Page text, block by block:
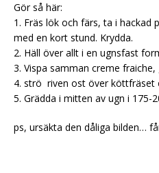
Gör så här:
1. Fräs lök och färs, ta i hackad
med en kort stund. Krydda.
2. Häll över allt i en ugnsfast
3. Vispa samman creme
4. strö riven ost över köttfräset
5. Grädda i mitten av ugn i 175-
ps, ursäkta den dåliga bilden…